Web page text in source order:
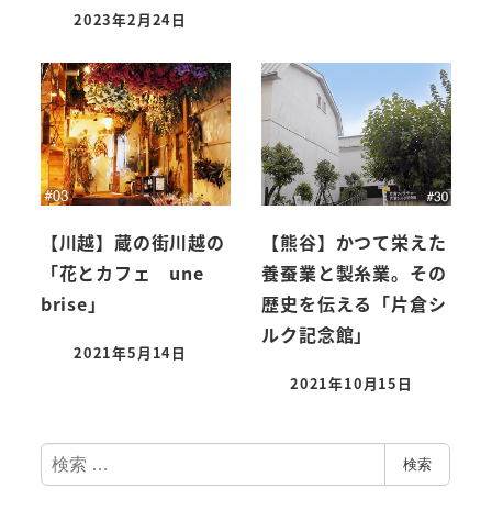
2023年2月24日
【川越】蔵の街川越の
「花とカフェ une
brise」
2021年5月14日
【熊谷】かつて栄えた
養蚕業と製糸業。その
歴史を伝える「片倉シ
ルク記念館」
2021年10月15日
検
索
検索